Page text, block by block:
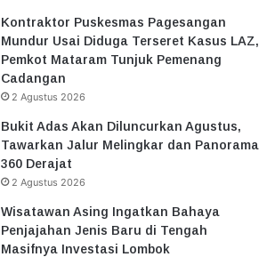
Kontraktor Puskesmas Pagesangan
Mundur Usai Diduga Terseret Kasus LAZ,
Pemkot Mataram Tunjuk Pemenang
Cadangan
2 Agustus 2026
Bukit Adas Akan Diluncurkan Agustus,
Tawarkan Jalur Melingkar dan Panorama
360 Derajat
2 Agustus 2026
Wisatawan Asing Ingatkan Bahaya
Penjajahan Jenis Baru di Tengah
Masifnya Investasi Lombok